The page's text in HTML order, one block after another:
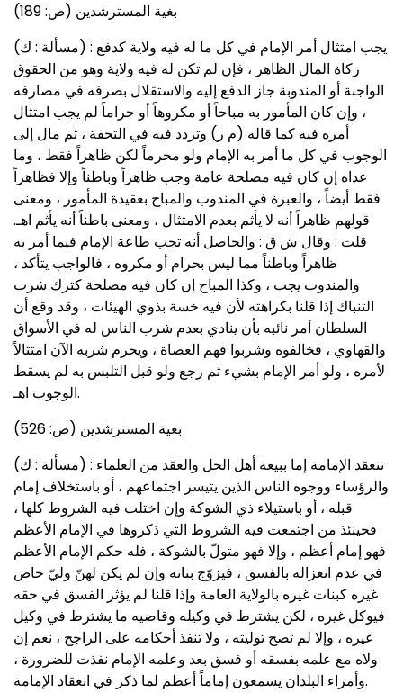
بغية المسترشدين (ص: 189)
(مسألة : ك) : يجب امتثال أمر الإمام في كل ما له فيه ولاية كدفع
زكاة المال الظاهر ، فإن لم تكن له فيه ولاية وهو من الحقوق
الواجبة أو المندوبة جاز الدفع إليه والاستقلال بصرفه في مصارفه
، وإن كان المأمور به مباحاً أو مكروهاً أو حراماً لم يجب امتثال
أمره فيه كما قاله (م ر) وتردد فيه في التحفة ، ثم مال إلى
الوجوب في كل ما أمر به الإمام ولو محرماً لكن ظاهراً فقط ، وما
عداه إن كان فيه مصلحة عامة وجب ظاهراً وباطناً وإلا فظاهراً
فقط أيضاً ، والعبرة في المندوب والمباح بعقيدة المأمور ، ومعنى
قولهم ظاهراً أنه لا يأثم بعدم الامتثال ، ومعنى باطناً أنه يأثم اهـ.
قلت : وقال ش ق : والحاصل أنه تجب طاعة الإمام فيما أمر به
ظاهراً وباطناً مما ليس بحرام أو مكروه ، فالواجب يتأكد ،
والمندوب يجب ، وكذا المباح إن كان فيه مصلحة كترك شرب
التنباك إذا قلنا بكراهته لأن فيه خسة بذوي الهيئات ، وقد وقع أن
السلطان أمر نائبه بأن ينادي بعدم شرب الناس له في الأسواق
والقهاوي ، فخالفوه وشربوا فهم العصاة ، ويحرم شربه الآن امتثالاً
لأمره ، ولو أمر الإمام بشيء ثم رجع ولو قبل التلبس به لم يسقط
الوجوب اهـ.
بغية المسترشدين (ص: 526)
(مسألة : ك) : تنعقد الإمامة إما ببيعة أهل الحل والعقد من العلماء
والرؤساء ووجوه الناس الذين يتيسر اجتماعهم ، أو باستخلاف إمام
قبله ، أو باستيلاء ذي الشوكة وإن اختلت فيه الشروط كلها ،
فحينئذ من اجتمعت فيه الشروط التي ذكروها في الإمام الأعظم
فهو إمام أعظم ، وإلا فهو متولّ بالشوكة ، فله حكم الإمام الأعظم
في عدم انعزاله بالفسق ، فيزوّج بناته وإن لم يكن لهنّ وليّ خاص
غيره كبنات غيره بالولاية العامة وإذا قلنا لم يؤثر الفسق في حقه
فيوكل غيره ، لكن يشترط في وكيله وقاضيه ما يشترط في وكيل
غيره ، وإلا لم تصح توليته ، ولا تنفذ أحكامه على الراجح ، نعم إن
ولاه مع علمه بفسقه أو فسق بعد وعلمه الإمام نفذت للضرورة ،
وأمراء البلدان يسمعون إماماً أعظم لما ذكر في انعقاد الإمامة.